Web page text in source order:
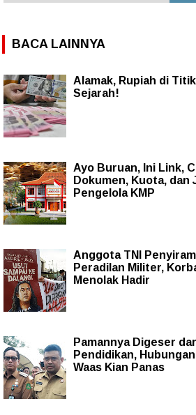
BACA LAINNYA
Alamak, Rupiah di
Sejarah!
Ayo Buruan, Ini Link,
Dokumen, Kuota, dan
Pengelola KMP
Anggota TNI
Peradilan Militer,
Menolak Hadir
Pamannya Digeser
Pendidikan,
Waas Kian Panas